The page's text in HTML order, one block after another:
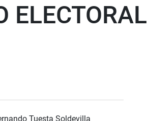
ELECTORAL
Tuesta Soldevilla